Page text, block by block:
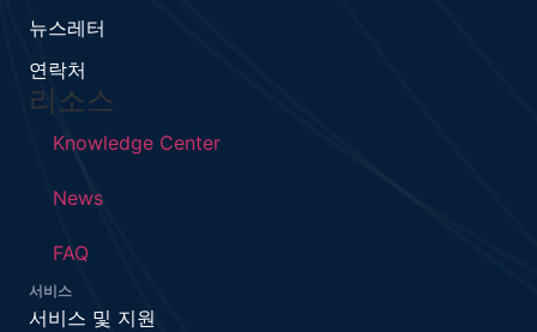
뉴스레터
연락처
리소스
Knowledge Center
News
FAQ
서비스
서비스 및 지원